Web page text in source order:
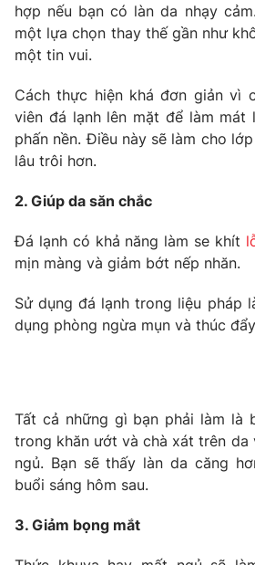
Góc doanh nghiệp
Truyền hình
Phim VTV
Hậu trường
Nhân vật
Khán giả
Giải sao mai
Giải trí
Điện ảnh
Âm nhạc
Đời sống
Du lịch
Làm đẹp
Giáo dục
Tuyển sinh
Học trực tuyến
Hitech Công nghệ tương lai
Sản phẩm
Thị trường
Giao lưu trực tuyến
Lịch phát sóng
Emagazine
Photo
Video
hợp nếu bạn có làn da nhạy
một lựa chọn thay thế gần như
một tin vui.
Cách thực hiện khá đơn giản vì
viên đá lạnh lên mặt để làm
phấn nền. Điều này sẽ làm cho
lâu trôi hơn.
2. Giúp da săn chắc
Đá lạnh có khả năng làm se khít
mịn màng và giảm bớt nếp nhăn.
Sử dụng đá lạnh trong liệu pháp
dụng phòng ngừa mụn và thúc
Tất cả những gì bạn phải làm là
trong khăn ướt và chà xát trên
ngủ. Bạn sẽ thấy làn da căng
buổi sáng hôm sau.
3. Giảm bọng mắt